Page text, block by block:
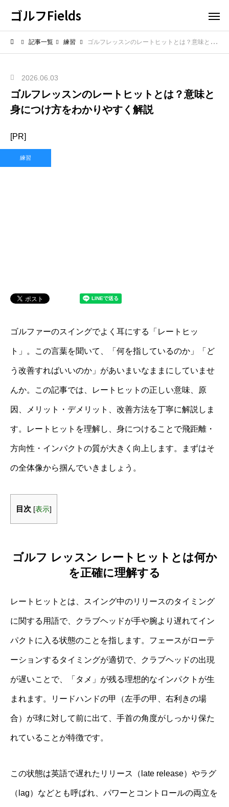
ゴルフFields
記事一覧 練習 ゴルフレッスンのレートヒットとは？意味と身につけ方をわかりやすく解説
2026.06.03
ゴルフレッスンのレートヒットとは？意味と
身につけ方をわかりやすく解説
[PR]
練習
ゴルファーのスイングでよく耳にする「レートヒッ
ト」。この言葉を聞いて、「何を指しているのか」「ど
う改善すればいいのか」があいまいなままにしていませ
んか。この記事では、レートヒットの正しい意味、原
因、メリット・デメリット、改善方法を丁寧に解説しま
す。レートヒットを理解し、身につけることで飛距離・
方向性・インパクトの質が大きく向上します。まずはそ
の全体像から掴んでいきましょう。
目次 [表示]
ゴルフ レッスン レートヒットとは何か
を正確に理解する
レートヒットとは、スイング中のリリースのタイミング
に関する用語で、クラブヘッドが手や腕より遅れてイン
パクトに入る状態のことを指します。フェースがローテ
ーションするタイミングが適切で、クラブヘッドの出現
が遅いことで、「タメ」が残る理想的なインパクトが生
まれます。リードハンドの甲（左手の甲、右利きの場
合）が球に対して前に出て、手首の角度がしっかり保た
れていることが特徴です。
この状態は英語で遅れたリリース（late release）やラグ
（lag）などとも呼ばれ、パワーとコントロールの両立を